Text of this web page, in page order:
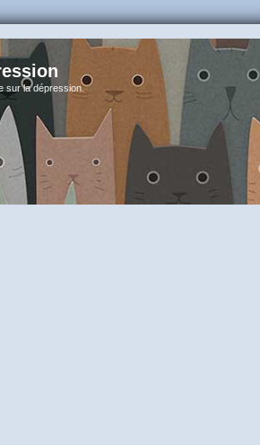
sur la dépression.